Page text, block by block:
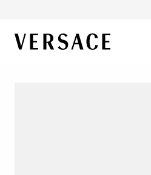
VERSACE | 主页